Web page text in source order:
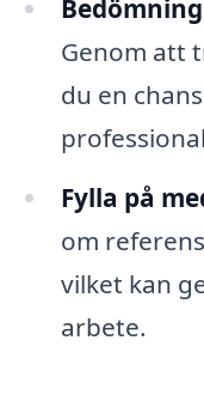
Genom att
du en
Fylla på
om
vilket kan
arbete.